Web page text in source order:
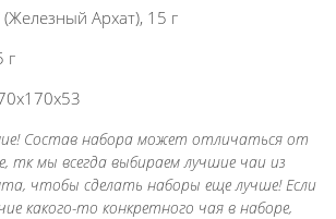
Архат), 15 г
г
Состав набора может отличаться от
тк мы всегда выбираем лучшие чаи из
чтобы сделать наборы еще лучше! Если
какого-то конкретного чая в наборе,